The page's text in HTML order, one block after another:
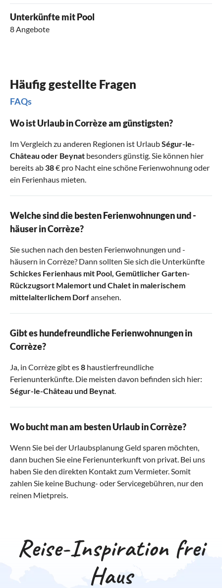
Unterkünfte mit Pool
8 Angebote
Häufig gestellte Fragen
FAQs
Wo ist Urlaub in Corrèze am günstigsten?
Im Vergleich zu anderen Regionen ist UrlaubSégur-le-
Château oder Beynat besonders günstig. Sie können hier
bereits ab 38€ pro Nacht eine schöne Ferienwohnung oder
ein Ferienhaus mieten.
Welche sind die besten Ferienwohnungen und -
häuser in Corrèze?
Sie suchen nach den besten Ferienwohnungen und -
häusern in Corrèze? Dann sollten Sie sich die Unterkünfte
Schickes Ferienhaus mit Pool, Gemütlicher Garten-
Rückzugsort Malemortund Chalet in malerischem
mittelalterlichem Dorfansehen.
Gibt es hundefreundliche Ferienwohnungen in
Corrèze?
Ja, in Corrèze gibt es8 haustierfreundliche
Ferienunterkünfte. Die meisten davon befinden sich hier:
Ségur-le-Château und Beynat.
Wo bucht man am besten Urlaub in Corrèze?
Wenn Sie bei der Urlaubsplanung Geld sparen möchten,
dann buchen Sie eine Ferienunterkunft von privat. Bei uns
haben Sie den direkten Kontakt zum Vermieter. Somit
zahlen Sie keine Buchung- oder Servicegebühren, nur den
reinen Mietpreis.
Reise-Inspiration frei
Haus